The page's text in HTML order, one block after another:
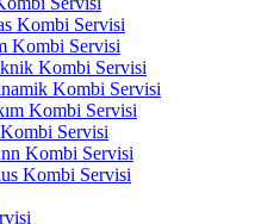
Kombi Servisi
Kombi Servisi
Kombi Servisi
Kombi Servisi
Kombi Servisi
Servisi
Kombi Servisi
Kombi Servisi